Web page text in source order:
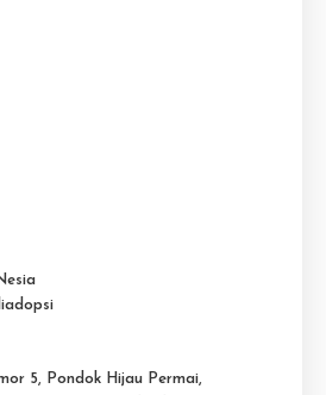
5, Pondok Hijau Permai,